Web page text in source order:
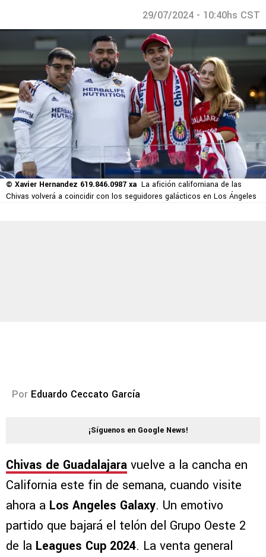
29/07/2024 - 10:40hs CST
© Xavier Hernandez 619.846.0987 xa La afición californiana de las
Chivas volverá a coincidir con los seguidores galácticos en Los Ángeles
Por Eduardo Ceccato García
¡Síguenos en Google News!
Chivas de Guadalajara vuelve a la cancha en
California este fin de semana, cuando visite
ahora a Los Angeles Galaxy. Un emotivo
partido que bajará el telón del Grupo Oeste 2
de la Leagues Cup 2024. La venta general